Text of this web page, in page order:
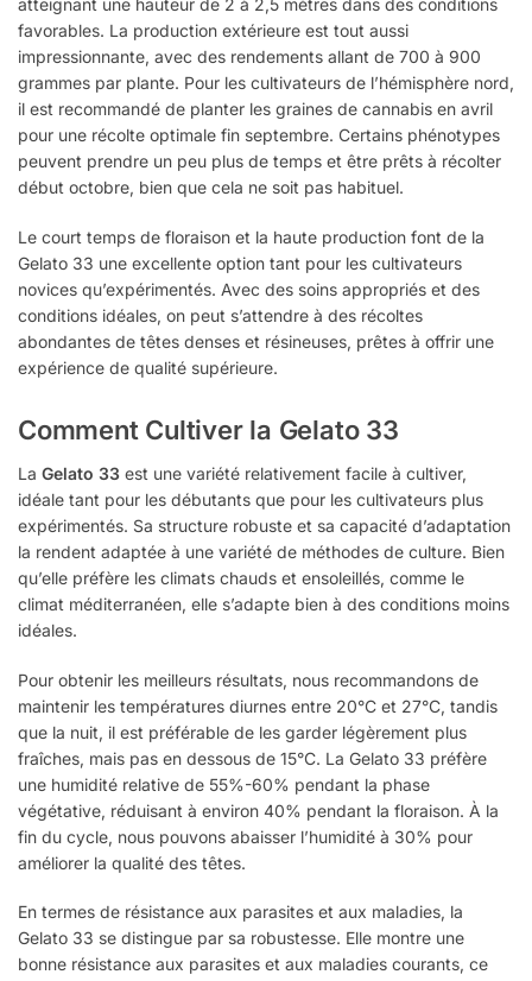
atteignant une hauteur de 2 à 2,5 mètres dans des conditions
favorables. La production extérieure est tout aussi
impressionnante, avec des rendements allant de 700 à 900
grammes par plante. Pour les cultivateurs de l’hémisphère nord,
il est recommandé de planter les graines de cannabis en avril
pour une récolte optimale fin septembre. Certains phénotypes
peuvent prendre un peu plus de temps et être prêts à récolter
début octobre, bien que cela ne soit pas habituel.
Le court temps de floraison et la haute production font de la
Gelato 33 une excellente option tant pour les cultivateurs
novices qu’expérimentés. Avec des soins appropriés et des
conditions idéales, on peut s’attendre à des récoltes
abondantes de têtes denses et résineuses, prêtes à offrir une
expérience de qualité supérieure.
Comment Cultiver la Gelato 33
La Gelato 33 est une variété relativement facile à cultiver,
idéale tant pour les débutants que pour les cultivateurs plus
expérimentés. Sa structure robuste et sa capacité d’adaptation
la rendent adaptée à une variété de méthodes de culture. Bien
qu’elle préfère les climats chauds et ensoleillés, comme le
climat méditerranéen, elle s’adapte bien à des conditions moins
idéales.
Pour obtenir les meilleurs résultats, nous recommandons de
maintenir les températures diurnes entre 20°C et 27°C, tandis
que la nuit, il est préférable de les garder légèrement plus
fraîches, mais pas en dessous de 15°C. La Gelato 33 préfère
une humidité relative de 55%-60% pendant la phase
végétative, réduisant à environ 40% pendant la floraison. À la
fin du cycle, nous pouvons abaisser l’humidité à 30% pour
améliorer la qualité des têtes.
En termes de résistance aux parasites et aux maladies, la
Gelato 33 se distingue par sa robustesse. Elle montre une
bonne résistance aux parasites et aux maladies courants, ce